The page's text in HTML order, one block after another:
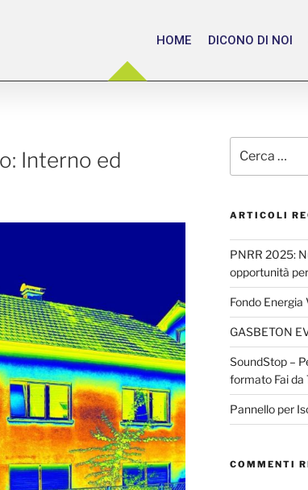
HOME DICONO DI NOI
Interno ed
ARTICOLI
PNRR 2025:
opportunità per
Fondo
GASBETON
SoundStop –
formato Fai da
Pannello per
COMMENTI